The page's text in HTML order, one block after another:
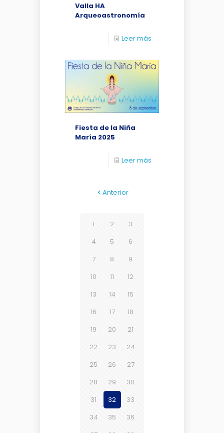
Valla HA
Arqueoastronomía
Leer más
Fiesta de la Niña
María 2025
Leer más
Anterior
1 2
3
4
5
6
7
8
9
10
11
12
13
14
15
16
17
18
19
20
21
22
23
24
25
26
27
28
29
30
31
32
33
34
35
36